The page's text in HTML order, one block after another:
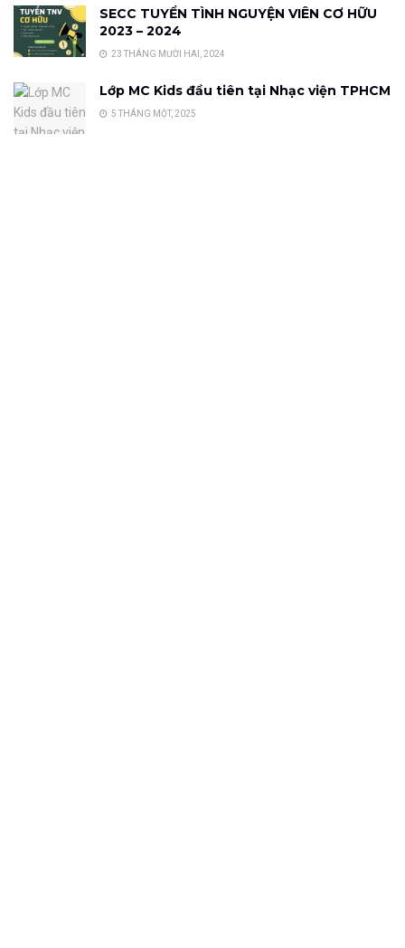
SECC TUYỂN TÌNH NGUYỆN VIÊN CƠ HỮU
2023 – 2024
23 THÁNG MƯỜI HAI, 2024
Lớp MC Kids đầu tiên tại Nhạc viện TPHCM
5 THÁNG MỘT, 2025